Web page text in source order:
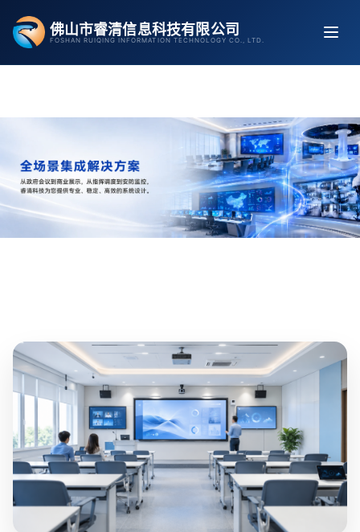
容
佛山市睿清信息科技有限公司
FOSHAN RUIQING INFORMATION TECHNOLOGY CO., LTD.